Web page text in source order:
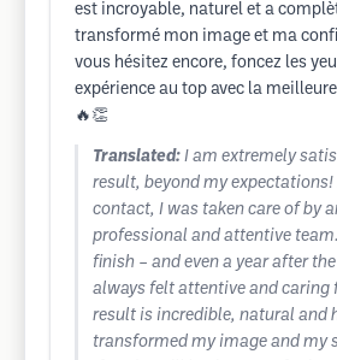
est incroyable, naturel et a
transformé mon image et ma
vous hésitez encore, foncez les
expérience au top avec la
🔥👏
Translated: I am extremely
result, beyond my
contact, I was taken care of by
professional and attentive
finish – and even a year after
always felt attentive and caring
result is incredible, natural and
transformed my image and my